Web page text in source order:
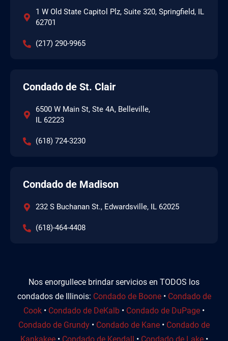
1 W Old State Capitol Plz, Suite 320, Springfield, IL
62701
(217) 290-9965
Condado de St. Clair
6500 W Main St, Ste 4A, Belleville,
IL 62223
(618) 724-3230
Condado de Madison
232 S Buchanan St., Edwardsville, IL 62025
(618)-464-4408
Nos enorgullece brindar servicios en TODOS los
condados de Illinois: Condado de Boone• Condado de
Cook • Condado de DeKalb • Condado de DuPage •
Condado de Grundy • Condado de Kane • Condado de